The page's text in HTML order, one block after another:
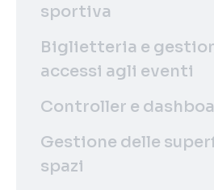
sportiva
Biglietteria e
accessi agli eventi
Controller e
Gestione delle
spazi